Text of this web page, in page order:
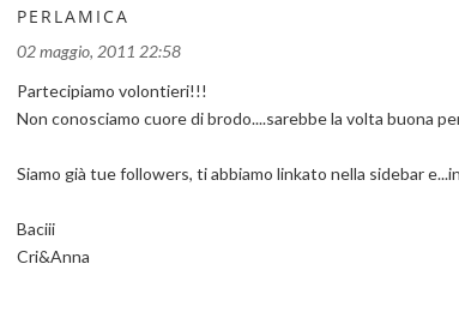
PERLAMICA
02 maggio, 2011 22:58
Partecipiamo volontieri!!!
Non conosciamo cuore di brodo....sarebbe la volta buona
Siamo già tue followers, ti abbiamo linkato nella sidebar
Baciii
Cri&Anna